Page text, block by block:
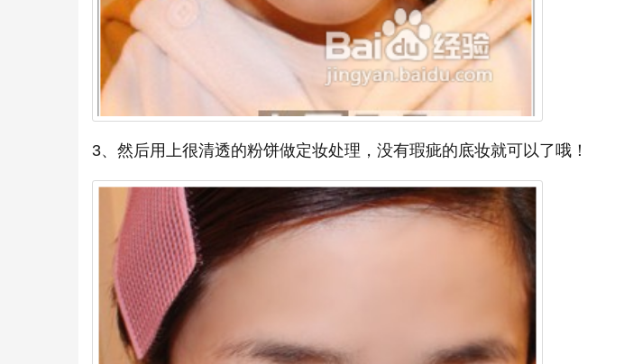
3、然后用上很清透的粉饼做定妆处理，没有瑕疵的底妆就可以了哦！